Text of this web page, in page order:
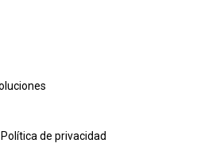
de privacidad